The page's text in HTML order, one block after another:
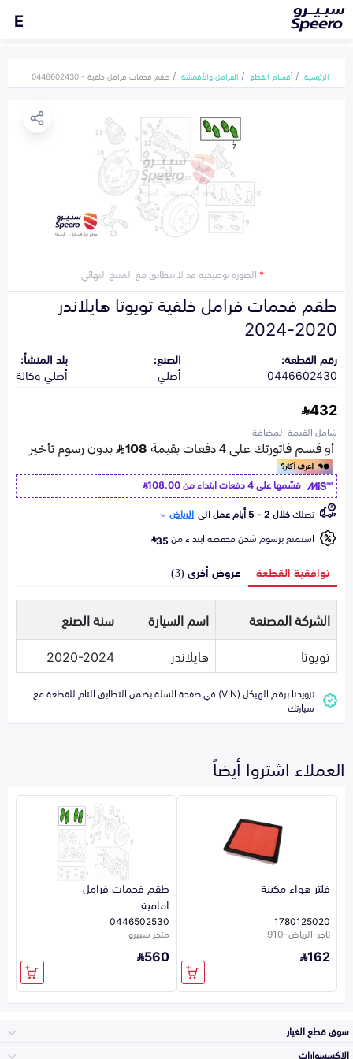
E
الرئيسية أقسام القطع الفرامل والأقمشة طقم فحمات فرامل خلفية - 0446602430
*الصورة توضيحية قد لا تتطابق مع المنتج النهائي
طقم فحمات فرامل خلفية تويوتا هايلاندر
2020-2024
رقم القطعة:
0446602430
الصنع:
أصلي
بلد المنشأ:
أصلي وكالة
432
شامل القيمة المضافة
قسّمها على 4 دفعات ابتداء من
108.00
تصلكخلال 2 - 5 أيام عمل الى الرياض
استمتع برسوم شحن مخفضة ابتداء من35
توافقية القطعة عروض أخرى (3)
الشركة المصنعة اسم السيارة
سنة الصنع
تويوتا
هايلاندر 2020-2024
تزويدنا برقم الهيكل (VIN) في صفحة السلة يضمن التطابق التام للقطعة مع
سيارتك
العملاء اشتروا أيضاً
فلتر هواء مكينة
1780125020
تاجر-الرياض-910
162
طقم فحمات فرامل
امامية
0446502530
متجر سبيرو
560
سوق قطع الغيار
الاكسسوارات